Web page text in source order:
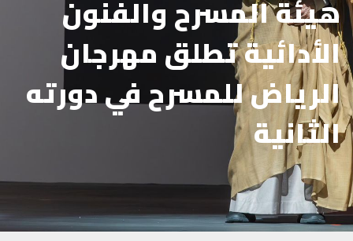
هيئة المسرح والفنون
الأدائية تطلق مهرجان
الرياض للمسرح في دورته
الثانية